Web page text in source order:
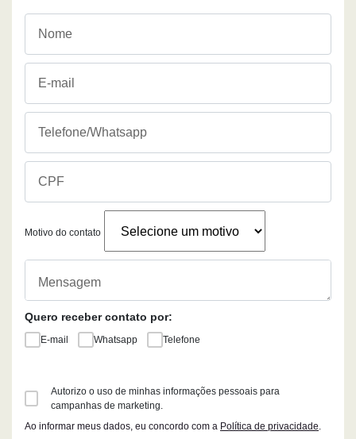
Motivo do contato
Quero receber contato por:
E-mail Whatsapp Telefone
Autorizo o uso de minhas informações pessoais para
campanhas de marketing.
Ao informar meus dados, eu concordo com a Política de privacidade.